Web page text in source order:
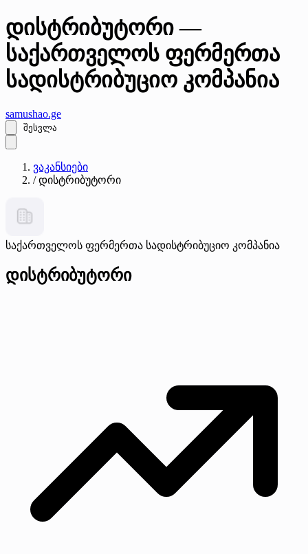
დისტრიბუტორი —
საქართველოს ფერმერთა
სადისტრიბუციო კომპანია
samushao.ge
შესვლა
ვაკანსიები
/ დისტრიბუტორი
საქართველოს ფერმერთა სადისტრიბუციო კომპანია
დისტრიბუტორი